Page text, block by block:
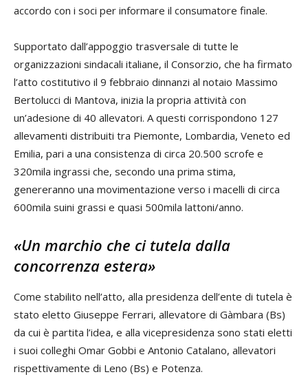
accordo con i soci per informare il consumatore finale.
Supportato dall’appoggio trasversale di tutte le
organizzazioni sindacali italiane, il Consorzio, che ha firmato
l’atto costitutivo il 9 febbraio dinnanzi al notaio Massimo
Bertolucci di Mantova, inizia la propria attività con
un’adesione di 40 allevatori. A questi corrispondono 127
allevamenti distribuiti tra Piemonte, Lombardia, Veneto ed
Emilia, pari a una consistenza di circa 20.500 scrofe e
320mila ingrassi che, secondo una prima stima,
genereranno una movimentazione verso i macelli di circa
600mila suini grassi e quasi 500mila lattoni/anno.
«Un marchio che ci tutela dalla
concorrenza estera»
Come stabilito nell’atto, alla presidenza dell’ente di tutela è
stato eletto Giuseppe Ferrari, allevatore di Gàmbara (Bs)
da cui è partita l’idea, e alla vicepresidenza sono stati eletti
i suoi colleghi Omar Gobbi e Antonio Catalano, allevatori
rispettivamente di Leno (Bs) e Potenza.